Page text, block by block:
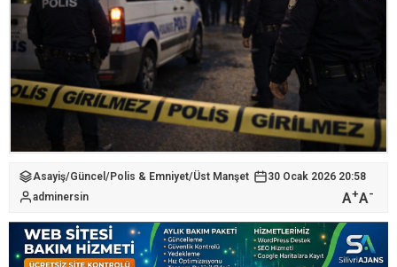
Asayiş/Güncel /Polis & Emniyet/Üst Manşet
30 Ocak 2026 20:58
adminersin
A+A-